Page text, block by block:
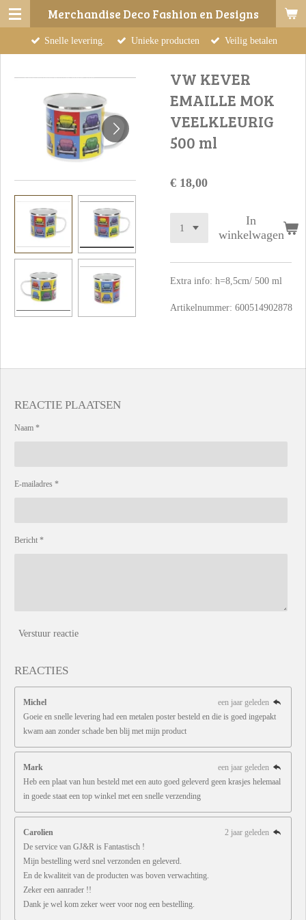
Ga
Merchandise Deco Fashion en Designs
Snelle levering. Unieke producten Veilig betalen
VW KEVER
EMAILLE MOK
VEELKLEURIG
500 ml
€ 18,00
In
winkelwagen
Extra info: h=8,5cm/ 500 ml
Artikelnummer: 600514902878
REACTIE PLAATSEN
Naam *
E-mailadres *
Bericht *
Verstuur reactie
REACTIES
Michel
een jaar geleden
Goeie en snelle levering had een metalen poster besteld en die is goed ingepakt
kwam aan zonder schade ben blij met mijn product
Mark
een jaar geleden
Heb een plaat van hun besteld met een auto goed geleverd geen krasjes helemaal
in goede staat een top winkel met een snelle verzending
Carolien
2 jaar geleden
De service van GJ&R is Fantastisch !
Mijn bestelling werd snel verzonden en geleverd.
En de kwaliteit van de producten was boven verwachting.
Zeker een aanrader !!
Dank je wel kom zeker weer voor nog een bestelling.